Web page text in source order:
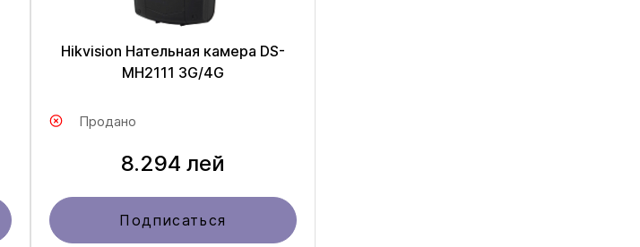
Hikvision Нательная камера DS-
MH2111 3G/4G
Продано
8.294 лей
Подписаться